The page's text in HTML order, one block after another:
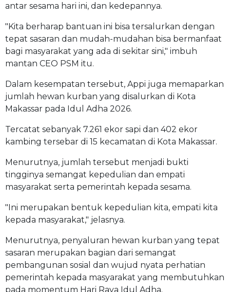
antar sesama hari ini, dan kedepannya.
"Kita berharap bantuan ini bisa tersalurkan dengan
tepat sasaran dan mudah-mudahan bisa bermanfaat
bagi masyarakat yang ada di sekitar sini," imbuh
mantan CEO PSM itu.
Dalam kesempatan tersebut, Appi juga memaparkan
jumlah hewan kurban yang disalurkan di Kota
Makassar pada Idul Adha 2026.
Tercatat sebanyak 7.261 ekor sapi dan 402 ekor
kambing tersebar di 15 kecamatan di Kota Makassar.
Menurutnya, jumlah tersebut menjadi bukti
tingginya semangat kepedulian dan empati
masyarakat serta pemerintah kepada sesama.
"Ini merupakan bentuk kepedulian kita, empati kita
kepada masyarakat," jelasnya.
Menurutnya, penyaluran hewan kurban yang tepat
sasaran merupakan bagian dari semangat
pembangunan sosial dan wujud nyata perhatian
pemerintah kepada masyarakat yang membutuhkan
pada momentum Hari Raya Idul Adha.